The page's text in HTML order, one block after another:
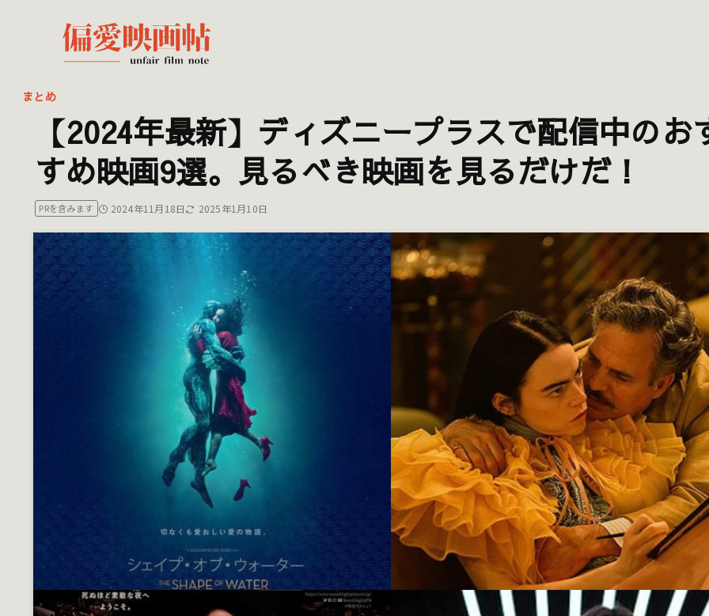
まとめ
【2024年最新】ディズニープラスで配信中のお
すめ映画9選。見るべき映画を見るだけだ！
PRを含みます 2024年11月18日 2025年1月10日